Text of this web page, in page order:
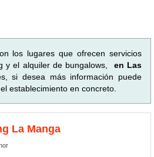
los lugares que ofrecen servicios
y el alquiler de bungalows,
en Las
si desea más información puede
establecimiento en concreto.
La Manga